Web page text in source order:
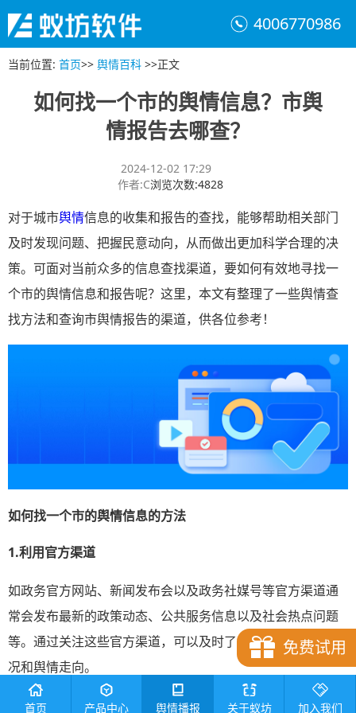
4006770986
当前位置: 首页>> 舆情百科 >>正文
如何找一个市的舆情信息？市舆
情报告去哪查？
2024-12-02 17:29
作者:C浏览次数:4828
对于城市舆情信息的收集和报告的查找，能够帮助相关部门
及时发现问题、把握民意动向，从而做出更加科学合理的决
策。可面对当前众多的信息查找渠道，要如何有效地寻找一
个市的舆情信息和报告呢？这里，本文有整理了一些舆情查
找方法和查询市舆情报告的渠道，供各位参考！
如何找一个市的舆情信息的方法
1.利用官方渠道
如政务官方网站、新闻发布会以及政务社媒号等官方渠道通
常会发布最新的政策动态、公共服务信息以及社会热点问题
等。通过关注这些官方渠道，可以及时了解到城市的发展状
况和舆情走向。
2.关注媒体报道
免费试用
首页 产品中心 舆情播报 关于蚁坊 加入我们